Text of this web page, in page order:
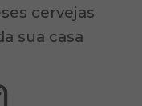
cervejas
sua casa